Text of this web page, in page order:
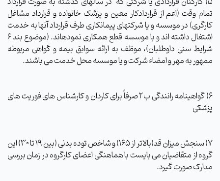
تمام وقت (اعم از قراردادکار معین و پزشک خانواده و قرارداد مشاغل
کارگری) در موسسه و یا شرکت­های پیمانکاری طرف قرارداد آنها به خدمت
اشتغال داشته­ اند و با موسسه قطع همکاری نموده­اند. (موضوع بند 6
شرایط سنی داوطلبان)، موظف به ارائه سوابق بیمه و گواهی مربوطه
ممهور به مهر و امضاء شرکت و یا موسسه محل خدمت می باشند.
6) گواهینامه رانندگی ب2 صرفاً برای کاردان و کارشناس های فوریت های
پزشکی
7) سنجش میزان قد(بالاتر از 165) و شاخص توده بدنی (بین 19 تا 30) این
گروه از متقاضیان می بایست با هماهنگی اعضای کارگروه در زمان بررسی
مدارک صورت گیرد.